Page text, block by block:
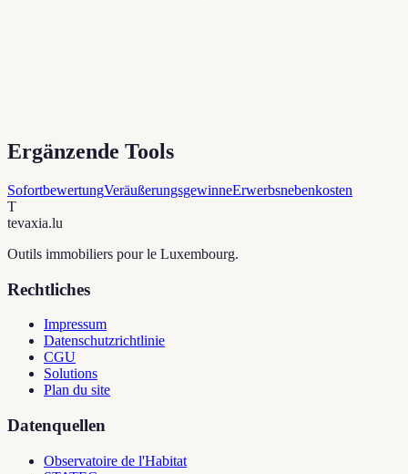
Ergänzende Tools
SofortbewertungVeräußerungsgewinneErwerbsnebenkosten
T
tevaxia.lu
Outils immobiliers pour le Luxembourg.
Rechtliches
Impressum
Datenschutzrichtlinie
CGU
Solutions
Plan du site
Datenquellen
Observatoire de l'Habitat